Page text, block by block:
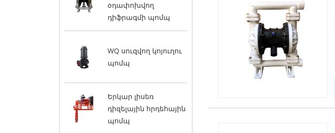
օդափոխվող
դիֆրագմի պոմպ
WQ սուզվող կոյուղու
պոմպ
Երկար լիսեռ
դիզելային հրդեհային
պոմպ